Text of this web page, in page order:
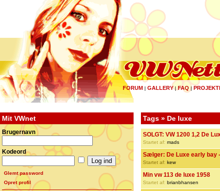
FORUM | GALLERY|FAQ |
Mit VWnet
Brugernavn
Kodeord
Glemt password
Opret profil
Tags » De luxe
SOLGT: VW 1200 1,2 De
Startet af: mads
Sælger: De Luxe early bay
Startet af: kew
Min vw 113 de luxe 1958
Startet af: brianbhansen